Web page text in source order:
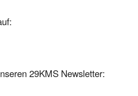
29KMS Newsletter: